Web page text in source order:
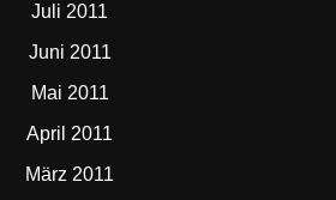
Juli 2011
Juni 2011
Mai 2011
April 2011
März 2011